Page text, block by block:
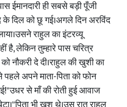
ईमानदारी ही सबसे बड़ी पूँजी
के दिल को छू गई।अगले दिन अरविंद
राहुल का इंटरव्यू
है, लेकिन तुम्हारे पास चरित्र
नौकरी दे दी।राहुल की खुशी का
पहले अपने माता-पिता को फोन
से माँ की रोती हुई आवाज